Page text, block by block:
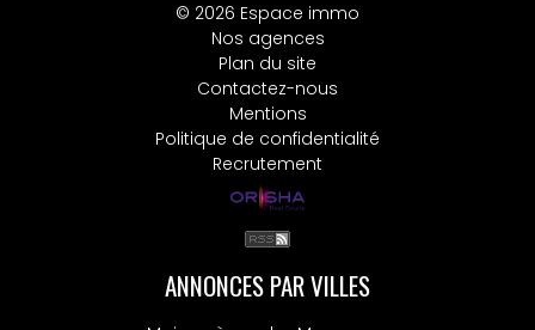
© 2026 Espace immo
Nos agences
Plan du site
Contactez-nous
Mentions
Politique de confidentialité
Recrutement
ANNONCES PAR VILLES